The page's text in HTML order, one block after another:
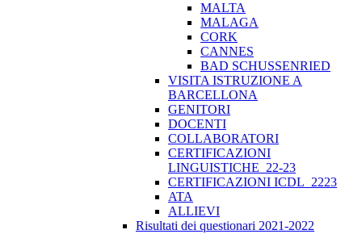
MALTA
MALAGA
CORK
CANNES
BAD SCHUSSENRIED
VISITA ISTRUZIONE A
BARCELLONA
GENITORI
DOCENTI
COLLABORATORI
CERTIFICAZIONI
LINGUISTICHE_22-23
CERTIFICAZIONI ICDL_2223
ATA
ALLIEVI
Risultati dei questionari 2021-2022